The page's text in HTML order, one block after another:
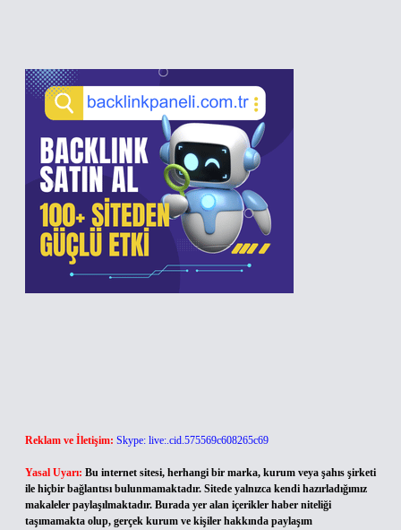
Reklam ve İletişim: Skype: live:.cid.575569c608265c69
Yasal Uyarı: Bu internet sitesi, herhangi bir marka, kurum veya şahıs şirketi
ile hiçbir bağlantısı bulunmamaktadır. Sitede yalnızca kendi hazırladığımız
makaleler paylaşılmaktadır. Burada yer alan içerikler haber niteliği
taşımamakta olup, gerçek kurum ve kişiler hakkında paylaşım